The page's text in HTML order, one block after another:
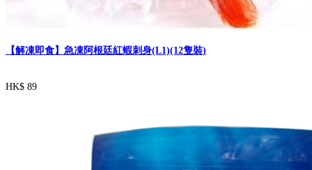
【解凍即食】急凍阿根廷紅蝦刺身(L1)(12隻裝)
HK$ 89